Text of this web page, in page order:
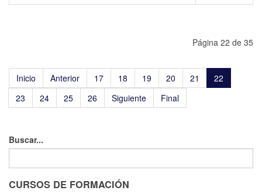
Página 22 de 35
Inicio Anterior 17 18 19 20 21
22
23
24 25 26 Siguiente Final
Buscar...
CURSOS DE FORMACIÓN